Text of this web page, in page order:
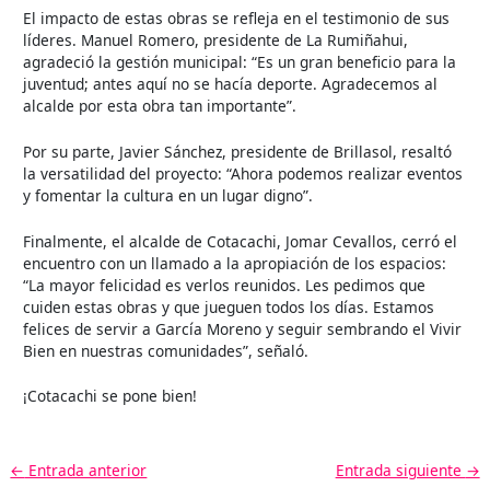
El impacto de estas obras se refleja en el testimonio de sus
líderes. Manuel Romero, presidente de La Rumiñahui,
agradeció la gestión municipal: “Es un gran beneficio para la
juventud; antes aquí no se hacía deporte. Agradecemos al
alcalde por esta obra tan importante”.
Por su parte, Javier Sánchez, presidente de Brillasol, resaltó
la versatilidad del proyecto: “Ahora podemos realizar eventos
y fomentar la cultura en un lugar digno”.
Finalmente, el alcalde de Cotacachi, Jomar Cevallos, cerró el
encuentro con un llamado a la apropiación de los espacios:
“La mayor felicidad es verlos reunidos. Les pedimos que
cuiden estas obras y que jueguen todos los días. Estamos
felices de servir a García Moreno y seguir sembrando el Vivir
Bien en nuestras comunidades”, señaló.
¡Cotacachi se pone bien!
← Entrada anterior Entrada siguiente →